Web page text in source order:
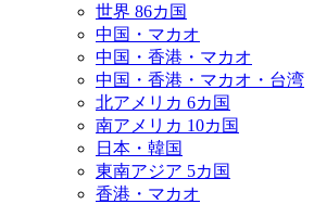
世界 86カ国
中国・マカオ
中国・香港・マカオ
中国・香港・マカオ・台湾
北アメリカ 6カ国
南アメリカ 10カ国
日本・韓国
東南アジア 5カ国
香港・マカオ